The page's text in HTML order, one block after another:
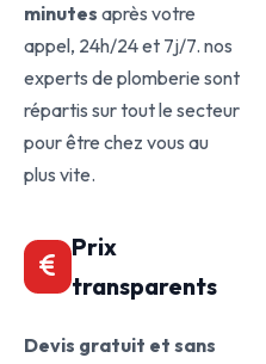
minutes après votre
appel, 24h/24 et 7j/7. nos
experts de plomberie sont
répartis sur tout le secteur
pour être chez vous au
plus vite.
Prix
transparents
Devis gratuit et sans